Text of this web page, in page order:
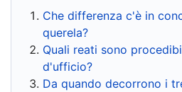
Che differenza c'è in
querela?
Quali reati sono
d'ufficio?
Da quando decorrono i